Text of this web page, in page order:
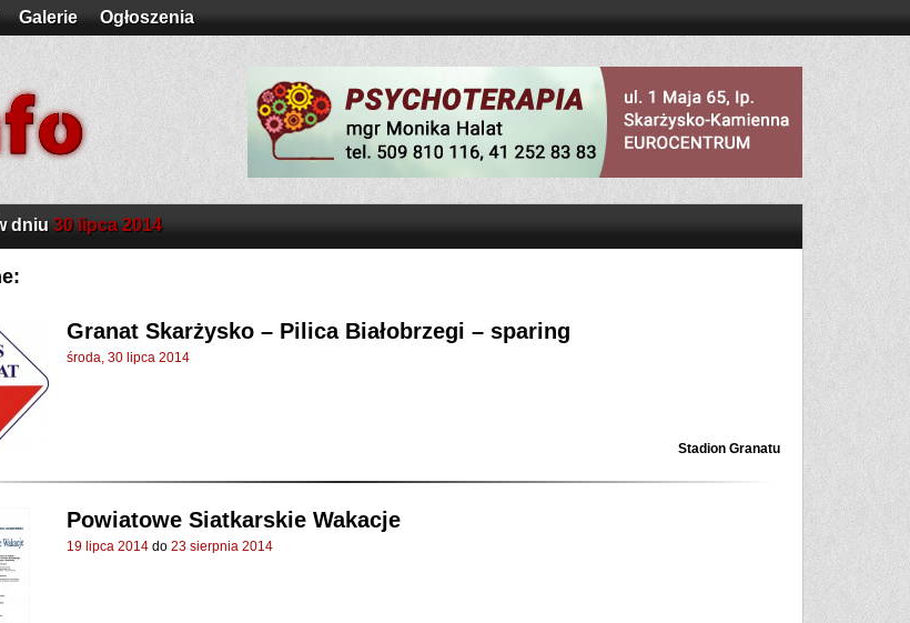
Galerie Ogłoszenia
dniu 30 lipca 2014
Granat Skarżysko – Pilica Białobrzegi – sparing
środa, 30 lipca 2014
Stadion Granatu
Powiatowe Siatkarskie Wakacje
19 lipca 2014 do 23 sierpnia 2014